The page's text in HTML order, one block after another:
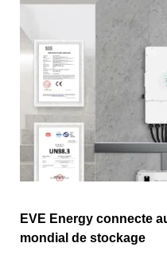
EVE Energy connecte
mondial de stockage